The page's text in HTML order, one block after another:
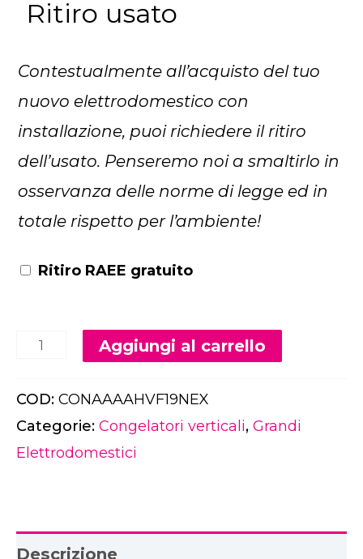
Ritiro usato
Contestualmente all’acquisto del tuo
nuovo elettrodomestico con
installazione, puoi richiedere il ritiro
dell’usato. Penseremo noi a smaltirlo in
osservanza delle norme di legge ed in
totale rispetto per l’ambiente!
Ritiro RAEE gratuito
Aggiungi al carrello
COD: CONAAAAHVF19NEX
Categorie: Congelatori verticali, Grandi
Elettrodomestici
Descrizione